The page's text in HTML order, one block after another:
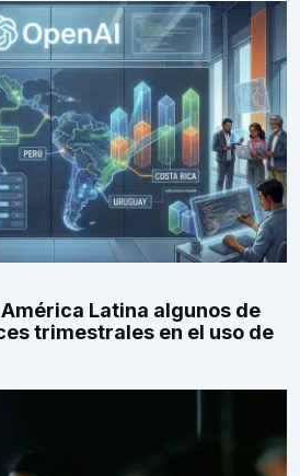
Latina algunos de
trimestrales en el uso de